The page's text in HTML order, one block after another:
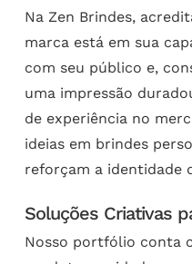
Na Zen Brindes,
marca está em sua
com seu público e,
uma impressão
de experiência no
ideias em brindes
reforçam a identidade
Soluções Criativas
Nosso portfólio conta